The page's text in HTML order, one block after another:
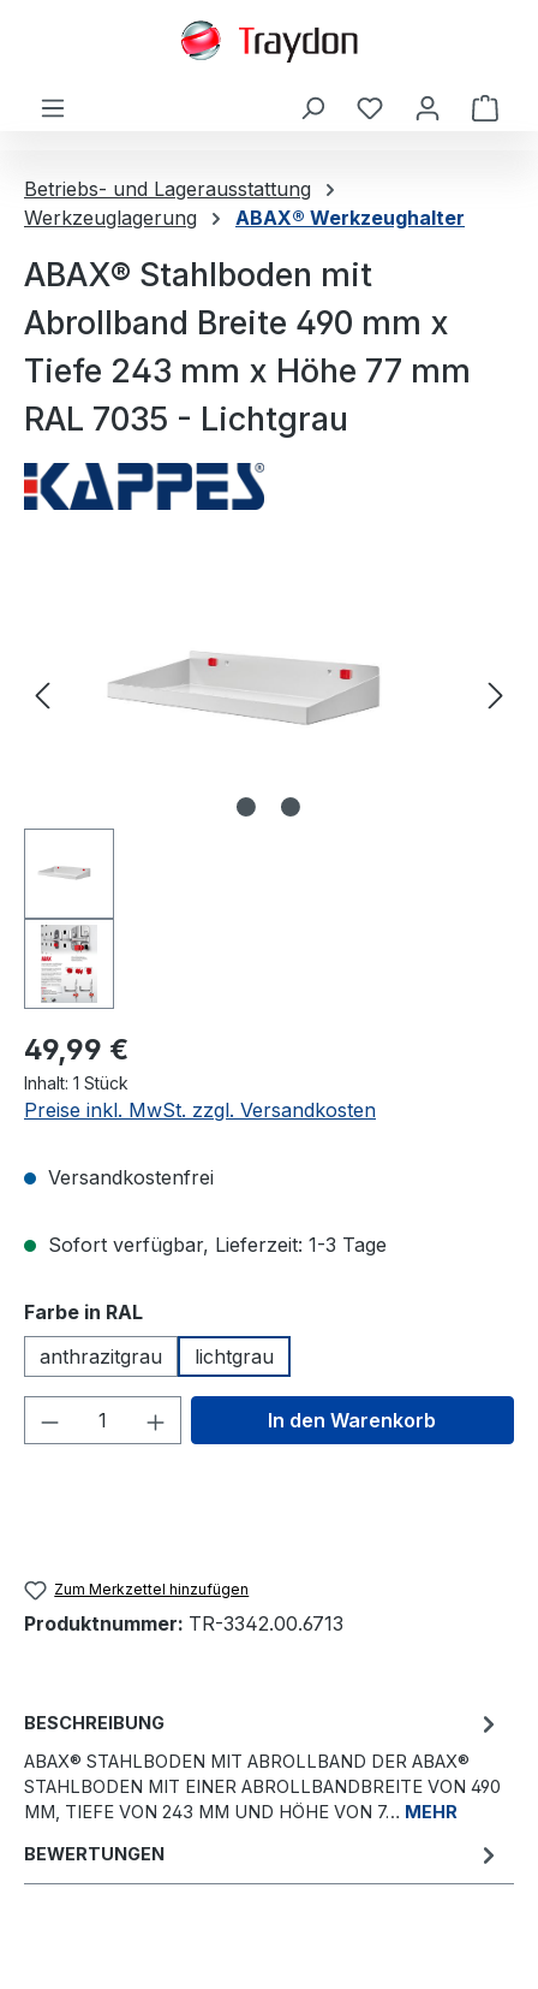
Betriebs- und Lagerausstattung
Werkzeuglagerung
ABAX® Werkzeughalter
ABAX® Stahlboden mit
Abrollband Breite 490 mm x
Tiefe 243 mm x Höhe 77 mm
RAL 7035 - Lichtgrau
49,99 €
Inhalt: 1 Stück
Preise inkl. MwSt. zzgl. Versandkosten
Versandkostenfrei
Sofort verfügbar, Lieferzeit: 1-3 Tage
Farbe in RALauswählen
anthrazitgrau
lichtgrau
Produkt Anzahl: Gib denIn den Warenkorb
Zum Merkzettel hinzufügen
Produktnummer: TR-3342.00.6713
BESCHREIBUNG
ABAX® STAHLBODEN MIT ABROLLBAND DER ABAX®
STAHLBODEN MIT EINER ABROLLBANDBREITE VON 490
MM, TIEFE VON 243 MM UND HÖHE VON 7… MEHR
BEWERTUNGEN